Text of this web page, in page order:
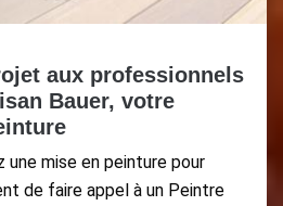
aux professionnels
Bauer, votre
une mise en peinture pour
de faire appel à un Peintre